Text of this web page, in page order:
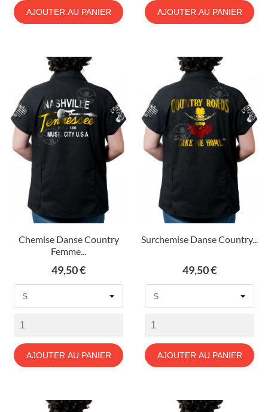
AJOUTER AU PANIER AJOUTER AU PANIER
Chemise Danse Country
Femme...
Prix
49,50 €
AJOUTER AU PANIER
Surchemise Danse Country...
Prix
49,50 €
AJOUTER AU PANIER